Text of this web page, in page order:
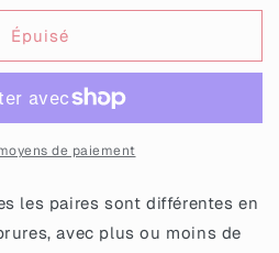
Épuisé
de paiement
les paires sont différentes en
avec plus ou moins de